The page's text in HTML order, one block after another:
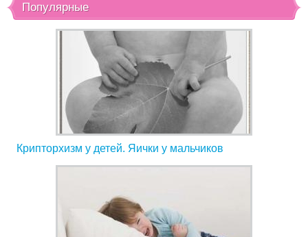
Популярные
Крипторхизм у детей. Яички у мальчиков